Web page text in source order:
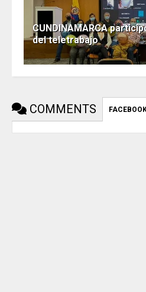
CUNDINAMARCA
del teletrabajo
COMMENTS